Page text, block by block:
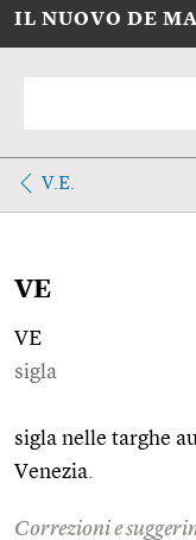
IL NUOVO DE
V.E.
VE
VE
sigla
sigla nelle targhe
Venezia.
Correzioni e